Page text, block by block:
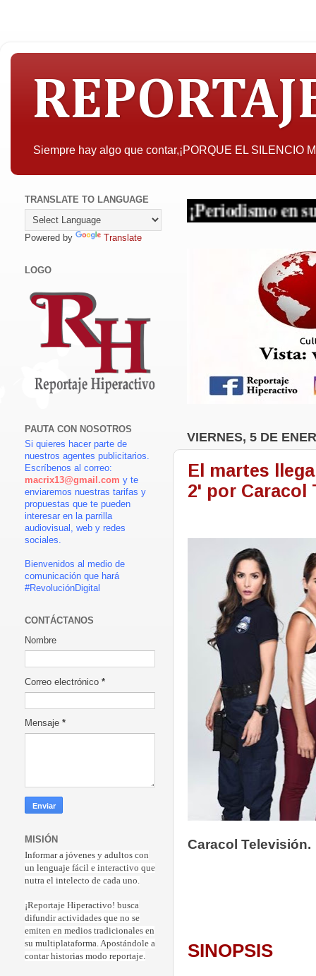
Siempre hay algo que contar,¡PORQUE EL SILENCIO
sin tapujos... ¡Periodismo en sus
VIERNES, 5 DE
El martes
2' por Caracol
Caracol Televisión.
SINOPSIS
TRANSLATE TO LANGUAGE
Powered by Translate
LOGO
PAUTA CON NOSOTROS
Si quieres hacer parte de
nuestros agentes publicitarios.
Escríbenos al correo:
macrix13@gmail.com y te
enviaremos nuestras tarifas y
propuestas que te pueden
interesar en la parrilla
audiovisual, web y redes
sociales.
Bienvenidos al medio de
comunicación que hará
#RevoluciónDigital
CONTÁCTANOS
Nombre
Correo electrónico *
Mensaje *
MISIÓN
Informar a jóvenes y adultos con
un lenguaje fácil e interactivo que
nutra el intelecto de cada uno.
¡Reportaje Hiperactivo! busca
difundir actividades que no se
emiten en medios tradicionales en
su multiplataforma. Apostándole a
contar historias modo reportaje.